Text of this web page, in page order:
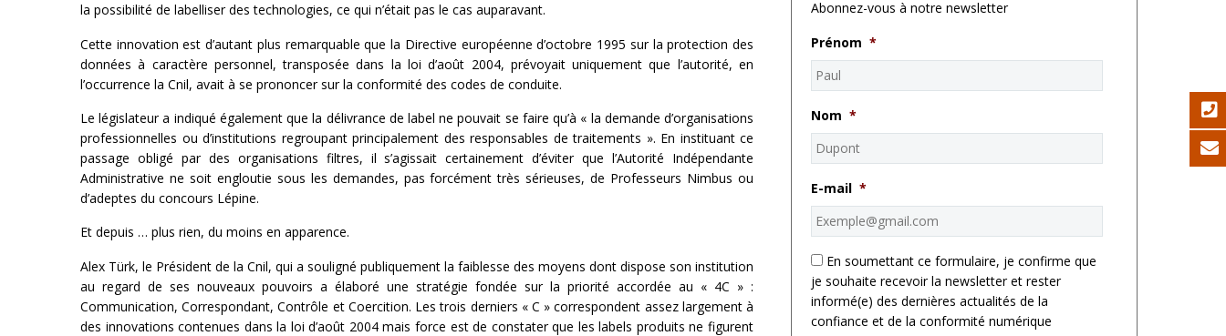
la possibilité de labelliser des technologies, ce qui n’était pas le cas auparavant.
Cette innovation est d’autant plus remarquable que la Directive européenne d’octobre 1995 sur la protection des
données à caractère personnel, transposée dans la loi d’août 2004, prévoyait uniquement que l’autorité, en
l’occurrence la Cnil, avait à se prononcer sur la conformité des codes de conduite.
Le législateur a indiqué également que la délivrance de label ne pouvait se faire qu’à « la demande d’organisations
professionnelles ou d’institutions regroupant principalement des responsables de traitements ». En instituant ce
passage obligé par des organisations filtres, il s’agissait certainement d’éviter que l’Autorité Indépendante
Administrative ne soit engloutie sous les demandes, pas forcément très sérieuses, de Professeurs Nimbus ou
d’adeptes du concours Lépine.
Et depuis … plus rien, du moins en apparence.
Alex Türk, le Président de la Cnil, qui a souligné publiquement la faiblesse des moyens dont dispose son institution
au regard de ses nouveaux pouvoirs a élaboré une stratégie fondée sur la priorité accordée au « 4C » :
Communication, Correspondant, Contrôle et Coercition. Les trois derniers « C » correspondent assez largement à
des innovations contenues dans la loi d’août 2004 mais force est de constater que les labels produits ne figurent
Abonnez-vous à notre newsletter
Prénom *
Nom *
E-mail *
* En soumettant ce formulaire, je confirme que
je souhaite recevoir la newsletter et rester
informé(e) des dernières actualités de la
confiance et de la conformité numérique